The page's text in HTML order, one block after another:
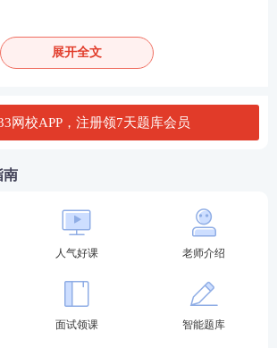
格网提出认定申请
资格认定机构提出申请。
材料;
、中等职业学校、中等职业学校实习
，向地(市)教育行政部门提交材料;
教师资格者，向省级教育行政部门提
展开全文
网校APP，注册领7天题库会员
南
人气好课 老师介绍
面试领课 智能题库